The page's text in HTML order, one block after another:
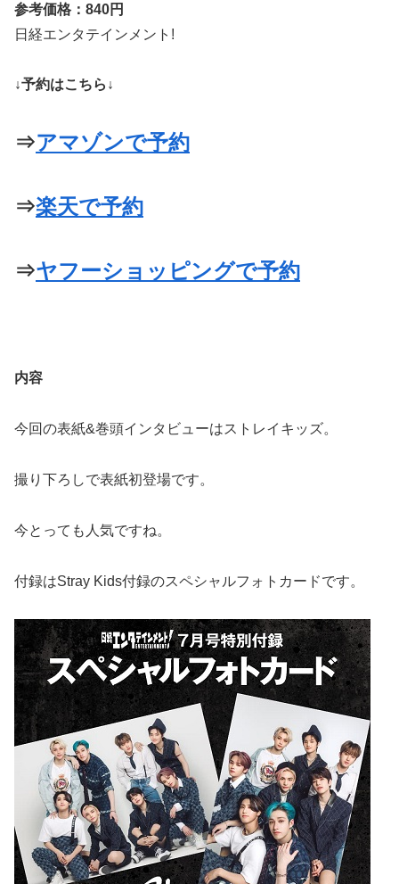
参考価格：840円
日経エンタテインメント!
↓予約はこちら↓
⇒アマゾンで予約
⇒楽天で予約
⇒ヤフーショッピングで予約
内容
今回の表紙&巻頭インタビューはストレイキッズ。
撮り下ろしで表紙初登場です。
今とっても人気ですね。
付録はStray Kids付録のスペシャルフォトカードです。